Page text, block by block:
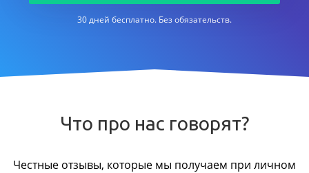
30 дней бесплатно. Без обязательств.
Что про нас говорят?
Честные отзывы, которые мы получаем при личном